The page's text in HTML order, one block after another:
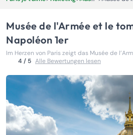
Musée de l'Armée et le tombeau de
Napoléon 1er
4 / 5 Alle Bewertungen lesen